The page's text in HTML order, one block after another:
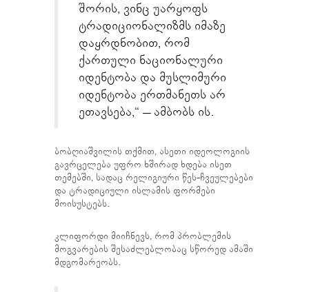
შორის, ვინც უარყოფს
ტრადიციონალიზმს იმაზე
დაყრდნობით, რომ
ქართული ნაციონალური
იდენტობა და მუსლიმური
იდენტობა ერთმანეთს არ
ეთავსება,“ – ამბობს ის.
ბობღიაშვილის თქმით, ასეთი იდეოლოგიის
გავრცელება უფრო ხშირად ხდება ისეთ
თემებში, სადაც რელიგიური წეს-ჩვეულებები
და ტრადიციული ისლამის ფორმები
მოისუსტებს.
კლიფორდი მიიჩნევს, რომ პრობლემის
მოგვარების შესაძლებლობაც სწორედ ამაში
მდგომარეობს.